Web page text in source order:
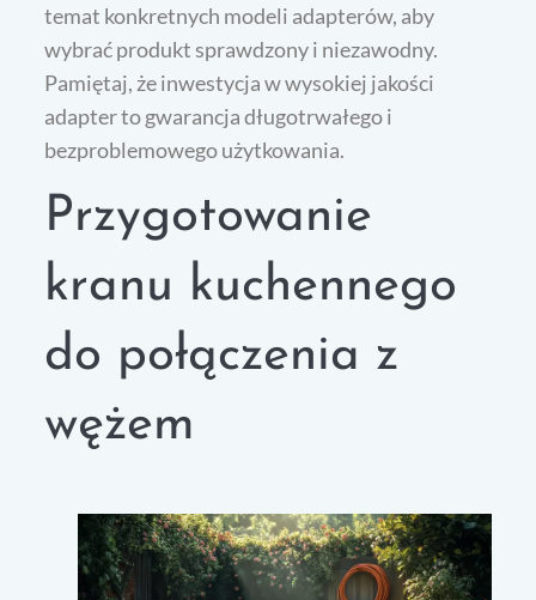
temat konkretnych modeli adapterów, aby
wybrać produkt sprawdzony i niezawodny.
Pamiętaj, że inwestycja w wysokiej jakości
adapter to gwarancja długotrwałego i
bezproblemowego użytkowania.
Przygotowanie
kranu kuchennego
do połączenia z
wężem